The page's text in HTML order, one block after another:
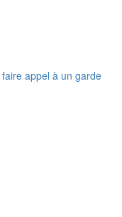
appel à un garde